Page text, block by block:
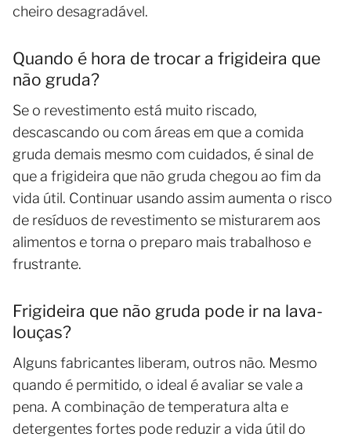
cheiro desagradável.
Quando é hora de trocar a frigideira que
não gruda?
Se o revestimento está muito riscado,
descascando ou com áreas em que a comida
gruda demais mesmo com cuidados, é sinal de
que a frigideira que não gruda chegou ao fim da
vida útil. Continuar usando assim aumenta o risco
de resíduos de revestimento se misturarem aos
alimentos e torna o preparo mais trabalhoso e
frustrante.
Frigideira que não gruda pode ir na lava-
louças?
Alguns fabricantes liberam, outros não. Mesmo
quando é permitido, o ideal é avaliar se vale a
pena. A combinação de temperatura alta e
detergentes fortes pode reduzir a vida útil do